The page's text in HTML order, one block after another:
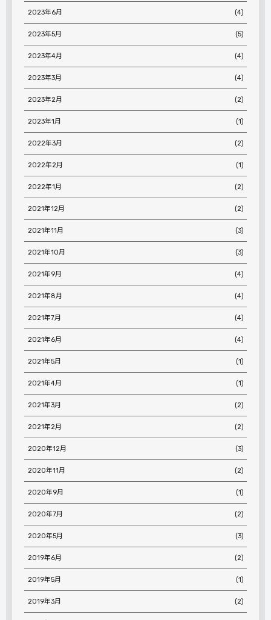
2023年6月 (4)
2023年5月 (5)
2023年4月 (4)
2023年3月 (4)
2023年2月 (2)
2023年1月 (1)
2022年3月 (2)
2022年2月 (1)
2022年1月 (2)
2021年12月 (2)
2021年11月 (3)
2021年10月 (3)
2021年9月 (4)
2021年8月 (4)
2021年7月 (4)
2021年6月 (4)
2021年5月 (1)
2021年4月 (1)
2021年3月 (2)
2021年2月 (2)
2020年12月 (3)
2020年11月 (2)
2020年9月 (1)
2020年7月 (2)
2020年5月 (3)
2019年6月 (2)
2019年5月 (1)
2019年3月 (2)